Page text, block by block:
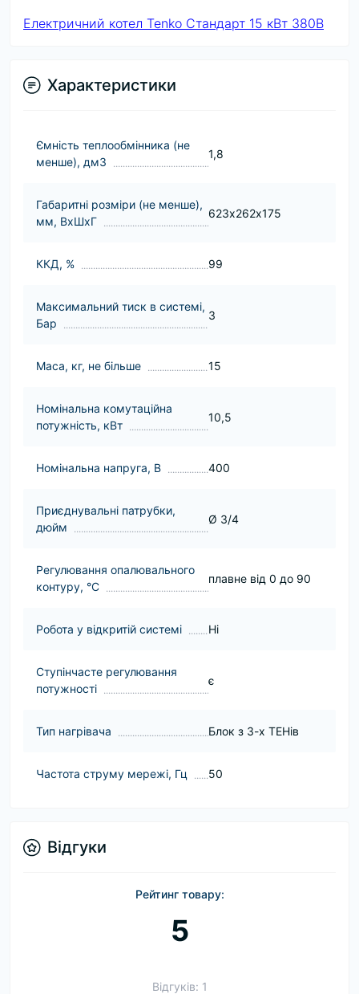
Електричний котел Tenko Стандарт 15 кВт 380В
Характеристики
Ємність теплообмінника (не
менше), дм3
1,8
Габаритні розміри (не менше),
мм, ВхШхГ
623х262х175
ККД, % 99
Максимальний тиск в системі,
Бар
3
Маса, кг, не більше 15
Номінальна комутаційна
потужність, кВт
10,5
Номінальна напруга, В 400
Приєднувальні патрубки,
дюйм
Ø 3/4
Регулювання опалювального
контуру, °С
плавне від 0 до 90
Робота у відкритій системі Нi
Ступінчасте регулювання
потужності
є
Тип нагрівача Блок з 3-х ТЕНів
Частота струму мережі, Гц 50
Відгуки
Рейтинг товару:
5
Відгуків: 1